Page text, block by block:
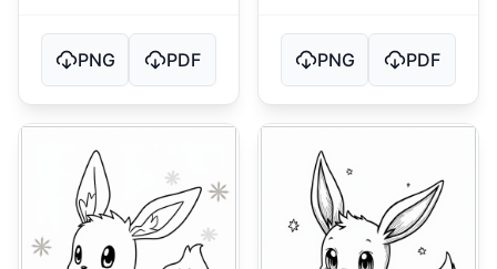
PNG PDF PNG PDF